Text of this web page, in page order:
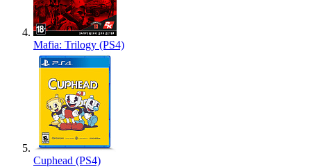
Mafia: Trilogy (PS4)
Cuphead (PS4)